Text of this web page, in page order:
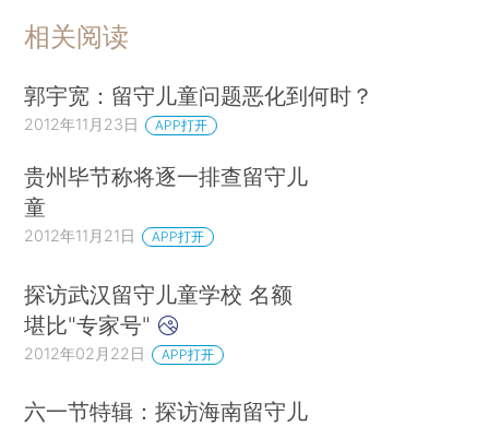
相关阅读
郭宇宽：留守儿童问题恶化到何时？
2012年11月23日 APP打开
贵州毕节称将逐一排查留守儿
童
2012年11月21日 APP打开
探访武汉留守儿童学校 名额
堪比"专家号"
2012年02月22日 APP打开
六一节特辑：探访海南留守儿